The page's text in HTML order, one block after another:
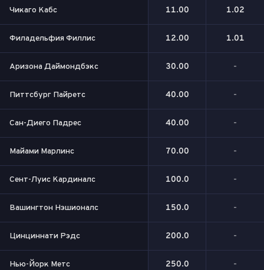
Чикаго Кабс 11.00 1.02
Филадельфия Филлис 12.00 1.01
Аризона Даймондбэкс 30.00 -
Питтсбург Пайретс 40.00 -
Сан-Диего Падрес 40.00 -
Майами Марлинс 70.00 -
Сент-Луис Кардиналс 100.0 -
Вашингтон Нэшионалс 150.0 -
Цинциннати Рэдс 200.0 -
Нью-Йорк Метс 250.0 -